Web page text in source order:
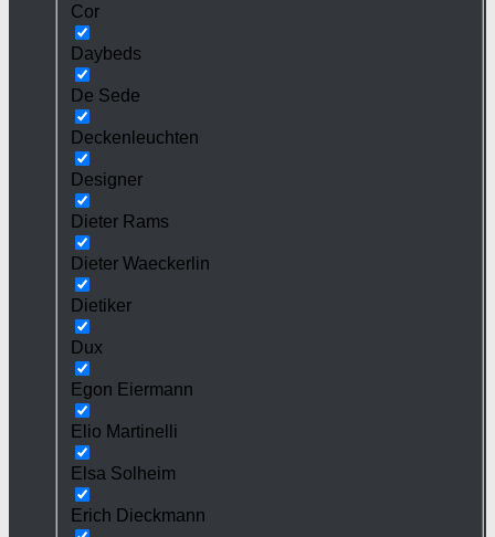
Cor
Daybeds
De Sede
Deckenleuchten
Designer
Dieter Rams
Dieter Waeckerlin
Dietiker
Dux
Egon Eiermann
Elio Martinelli
Elsa Solheim
Erich Dieckmann